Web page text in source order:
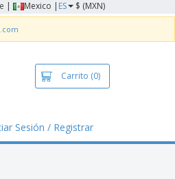
| Mexico | ES $ (MXN)
Carrito (0)
Sesión / Registrar